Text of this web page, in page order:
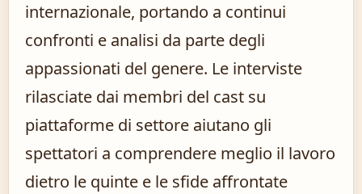
internazionale, portando a continui
confronti e analisi da parte degli
appassionati del genere. Le interviste
rilasciate dai membri del cast su
piattaforme di settore aiutano gli
spettatori a comprendere meglio il lavoro
dietro le quinte e le sfide affrontate